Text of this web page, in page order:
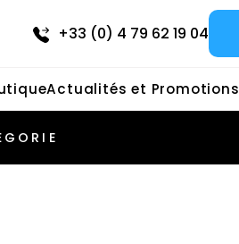
+33 (0) 4 79 62 19 04
Actualités et Promotions